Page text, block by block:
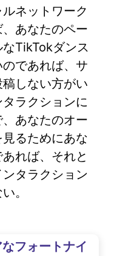
ネットワーク
あなたのペー
TikTokダンス
であれば、サ
しない方がい
ラクションに
あなたのオー
るためにあな
れば、それと
タラクション
。
フォートナイ